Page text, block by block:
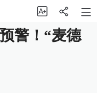
警！“麦德